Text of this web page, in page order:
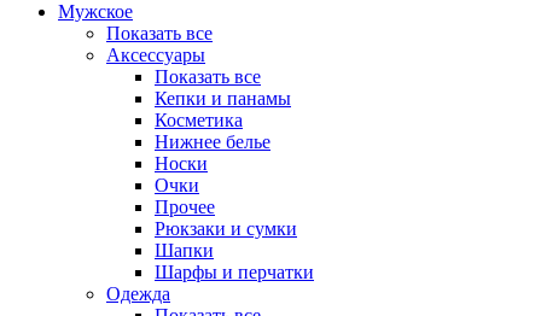
Мужское
Показать все
Аксессуары
Показать все
Кепки и панамы
Косметика
Нижнее белье
Носки
Очки
Прочее
Рюкзаки и сумки
Шапки
Шарфы и перчатки
Одежда